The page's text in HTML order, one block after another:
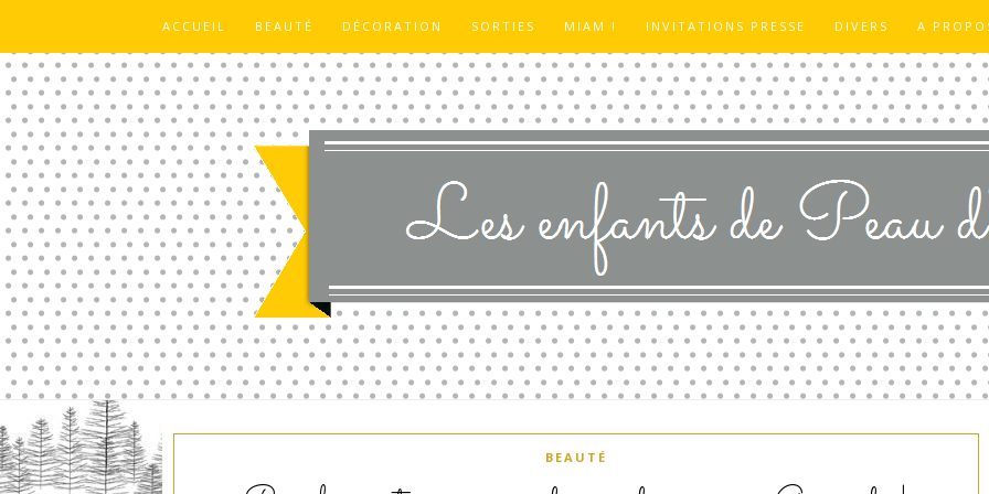
ACCUEIL BEAUTÉ DÉCORATION SORTIES MIAM ! INVITATIONS PRESSE DIVERS A
BEAUTÉ